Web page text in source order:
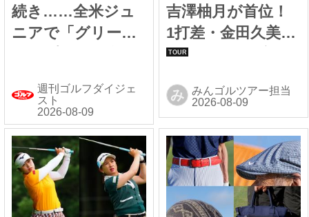
続き……全米ジュ
ニアで「グリーン
週刊ゴルフダイジェ
スト
吉澤柚月が首位！
1打差・金田久美子
と最終組で激突
ー】
み みんゴルツアー担当